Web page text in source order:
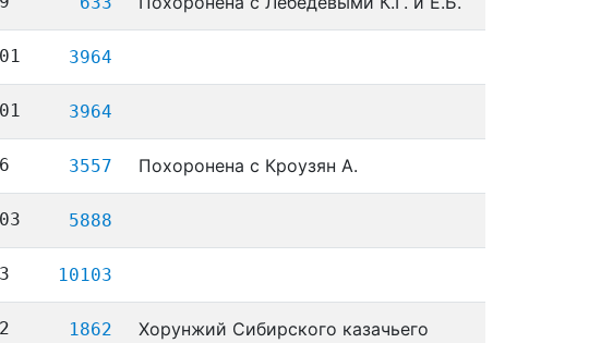
3964
3964
3557 Похоронена с Кроузян А.
5888
10103
1862
Хорунжий Сибирского казачьего